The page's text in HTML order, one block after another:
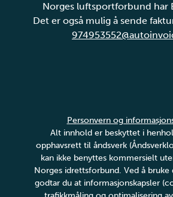
Norges luftsportforbund har
Det er også mulig å sende
Personvern og
Alt innhold er beskyttet i
opphavsrett til åndsverk
kan ikke benyttes kommersielt
Norges idrettsforbund. Ved å
godtar du at informasjonskapsler